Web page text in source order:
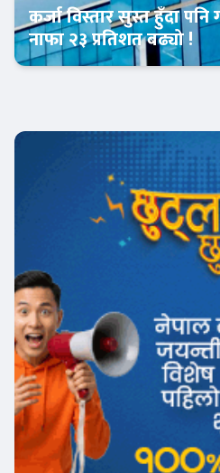
कर्जा विस्तार सुस्त हुँदा
नाफा २३ प्रतिशत बढ्यो !